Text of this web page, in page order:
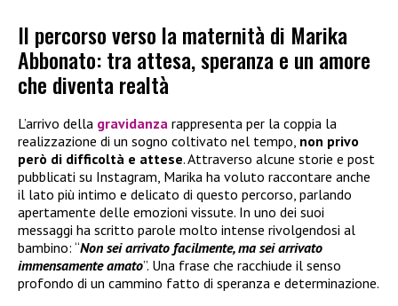
Il percorso verso la maternità di Marika
Abbonato: tra attesa, speranza e un amore
che diventa realtà
L’arrivo della gravidanza rappresenta per la coppia la
realizzazione di un sogno coltivato nel tempo, non privo
però di difficoltà e attese. Attraverso alcune storie e post
pubblicati su Instagram, Marika ha voluto raccontare anche
il lato più intimo e delicato di questo percorso, parlando
apertamente delle emozioni vissute. In uno dei suoi
messaggi ha scritto parole molto intense rivolgendosi al
bambino: “Non sei arrivato facilmente, ma sei arrivato
immensamente amato”. Una frase che racchiude il senso
profondo di un cammino fatto di speranza e determinazione.